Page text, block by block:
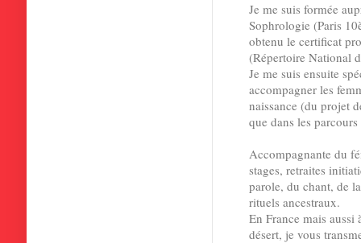
Je me suis formée
Sophrologie (Paris
obtenu le certificat
(Répertoire National
Je me suis ensuite
accompagner les
naissance (du projet
que dans les
Accompagnante du
stages, retraites
parole, du chant, de
rituels ancestraux.
En France mais aussi
désert, je vous